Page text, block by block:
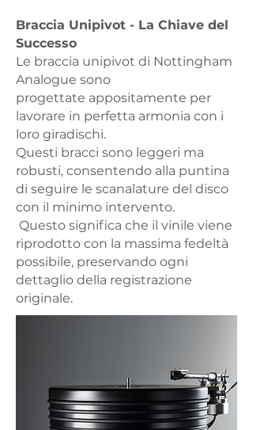
Braccia Unipivot - La Chiave del
Successo
Le braccia unipivot di Nottingham
Analogue sono
progettate appositamente per
lavorare in perfetta armonia con i
loro giradischi.
Questi bracci sono leggeri ma
robusti, consentendo alla puntina
di seguire le scanalature del disco
con il minimo intervento.
Questo significa che il vinile viene
riprodotto con la massima fedeltà
possibile, preservando ogni
dettaglio della registrazione
originale.